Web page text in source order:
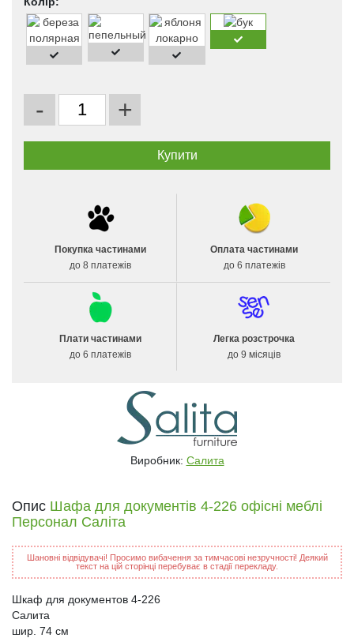
- +
Покупка частинами
до 8 платежів
Оплата частинами
до 6 платежів
Плати частинами
до 6 платежів
Легка розстрочка
до 9 місяців
Виробник: Салита
Опис Шафа для документів 4-226 офісні меблі
Персонал Саліта
Шановні відвідувачі! Просимо вибачення за тимчасові незручності! Деякий
текст на цій сторінці перебуває в стадії перекладу.
Шкаф для документов 4-226
Салита
шир. 74 см